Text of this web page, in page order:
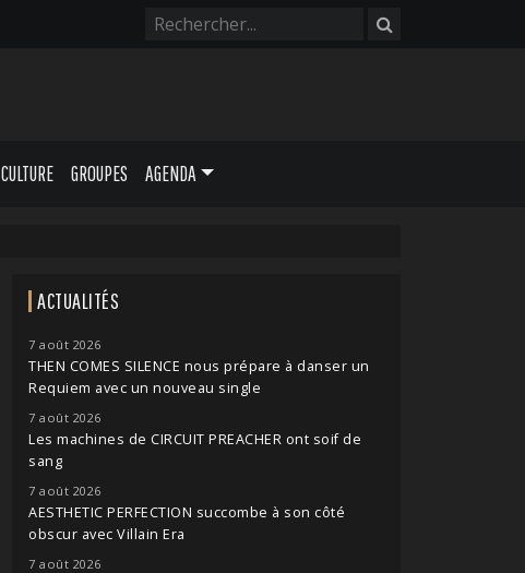
CULTURE GROUPES AGENDA
ACTUALITÉS
7 août 2026
THEN COMES SILENCE nous prépare à danser un
Requiem avec un nouveau single
7 août 2026
Les machines de CIRCUIT PREACHER ont soif de
sang
7 août 2026
AESTHETIC PERFECTION succombe à son côté
obscur avec Villain Era
7 août 2026